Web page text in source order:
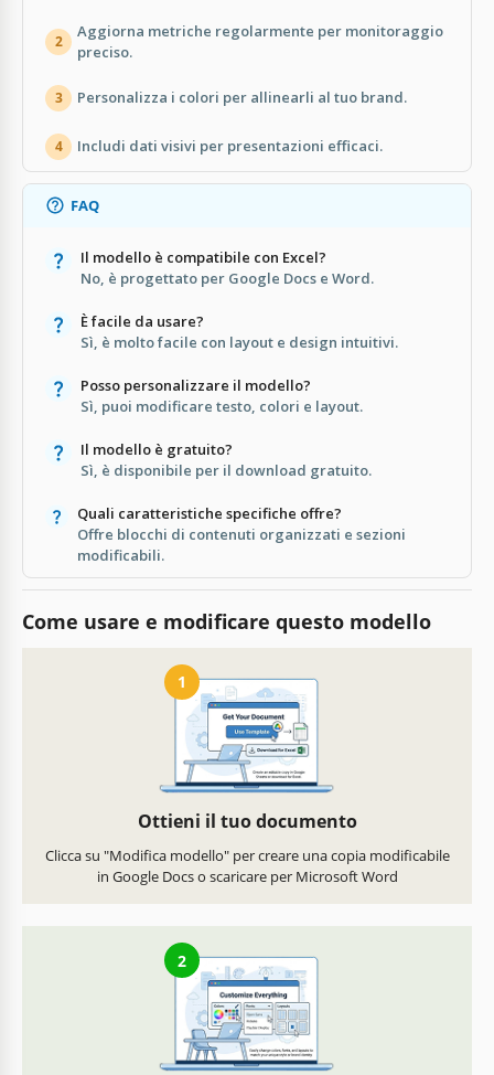
2
Aggiorna metriche regolarmente per monitoraggio
preciso.
3 Personalizza i colori per allinearli al tuo brand.
4 Includi dati visivi per presentazioni efficaci.
FAQ
Il modello è compatibile con Excel?
No, è progettato per Google Docs e Word.
È facile da usare?
Sì, è molto facile con layout e design intuitivi.
Posso personalizzare il modello?
Sì, puoi modificare testo, colori e layout.
Il modello è gratuito?
Sì, è disponibile per il download gratuito.
Quali caratteristiche specifiche offre?
Offre blocchi di contenuti organizzati e sezioni
modificabili.
Come usare e modificare questo modello
1
Ottieni il tuo documento
Clicca su "Modifica modello" per creare una copia modificabile
in Google Docs o scaricare per Microsoft Word
2